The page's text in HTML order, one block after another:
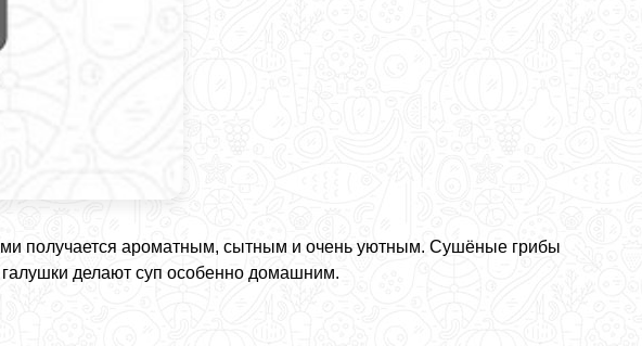
получается ароматным, сытным и очень уютным. Сушёные грибы
галушки делают суп особенно домашним.